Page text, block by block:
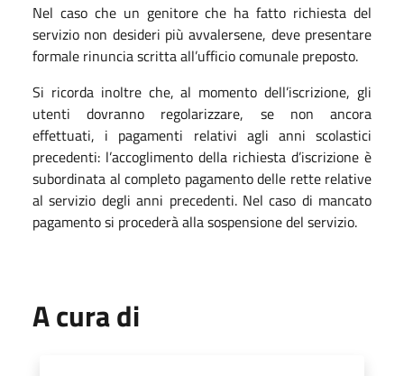
Nel caso che un genitore che ha fatto richiesta del
servizio non desideri più avvalersene, deve presentare
formale rinuncia scritta all’ufficio comunale preposto.
Si ricorda inoltre che, al momento dell’iscrizione, gli
utenti dovranno regolarizzare, se non ancora
effettuati, i pagamenti relativi agli anni scolastici
precedenti: l’accoglimento della richiesta d’iscrizione è
subordinata al completo pagamento delle rette relative
al servizio degli anni precedenti. Nel caso di mancato
pagamento si procederà alla sospensione del servizio.
A cura di